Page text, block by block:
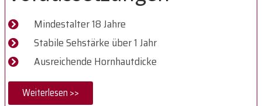
Mindestalter 18 Jahre
Stabile Sehstärke über 1 Jahr
Ausreichende Hornhautdicke
Weiterlesen >>